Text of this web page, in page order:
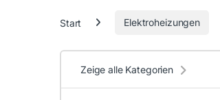
Start Elektroheizungen
Zeige alle Kategorien